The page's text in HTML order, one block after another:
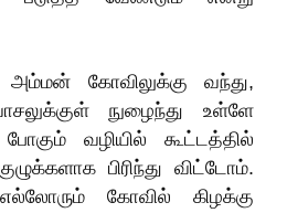
அம்மன் கோவிலுக்கு வந்து,
நுழைந்து உள்ளே
வழியில் கூட்டத்தில்
பிரிந்து விட்டோம்.
கோவில் கிழக்கு